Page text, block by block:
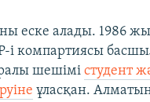
еске алады. 1986
і компартиясы
шешімістудент
ұласқан.